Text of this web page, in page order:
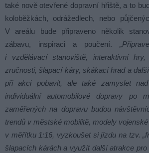
také nově otevřené dopravní hřiště, a to
koloběžkách, odrážedlech, nebo
V areálu bude připraveno několik
zábavu, inspiraci a poučení.
i vzdělávací stanoviště, interaktivní
zručnosti, šlapací káry, skákací hrad a
při akci pobavit, ale také zamyslet
individuální automobilové dopravy po
zaměřených na dopravu budou
trendů v městské mobilitě, modely
v měřítku 1:16, vyzkoušet si jízdu na tzv.
šlapacích kárách a využít další atrakce pro